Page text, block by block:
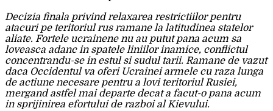
Decizia finala privind relaxarea restrictiilor pentru
atacuri pe teritoriul rus ramane la latitudinea statelor
aliate. Fortele ucrainene nu au putut pana acum sa
loveasca adanc in spatele liniilor inamice, conflictul
concentrandu-se in estul si sudul tarii. Ramane de vazut
daca Occidentul va oferi Ucrainei armele cu raza lunga
de actiune necesare pentru a lovi teritoriul Rusiei,
mergand astfel mai departe decat a facut-o pana acum
in sprijinirea efortului de razboi al Kievului.